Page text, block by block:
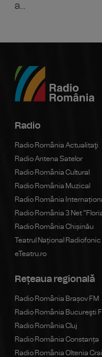
a...
Radio
Radio România Actualitaţi
Radio Antena Satelor
Radio România Cultural
Radio România Muzical
Radio România
Radio România 3 Net
Radio România Chișinău
Teatrul Național Radiofonic
eTeatru.ro
Rețeaua regională
Radio România Brașov FM
Radio România Bucureşti
Radio România Cluj
Radio România Constanța
Radio România Oltenia